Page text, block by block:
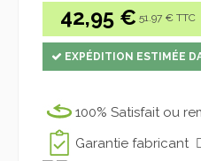
42,95 € 51.97 € TTC
EXPÉDITION ESTIMÉE
100% Satisfait ou
Garantie fabricant